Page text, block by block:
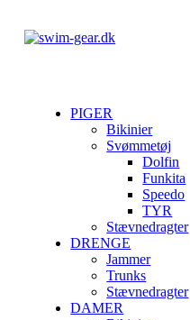
PIGER
Bikinier
Svømmetøj
Dolfin
Funkita
Speedo
TYR
Stævnedragter
DRENGE
Jammer
Trunks
Stævnedragter
DAMER